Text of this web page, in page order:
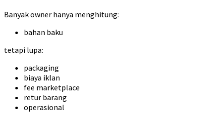
Banyak owner hanya menghitung:
bahan baku
tetapi lupa:
packaging
biaya iklan
fee marketplace
retur barang
operasional